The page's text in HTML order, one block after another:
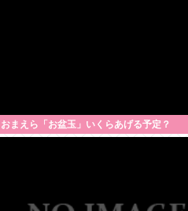
おまえら「お盆玉」いくらあげる予定？